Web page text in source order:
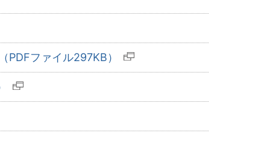
ファイル297KB）